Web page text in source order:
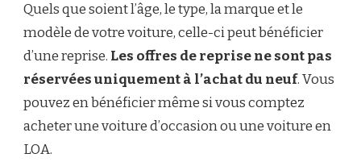
Quels que soient l’âge, le type, la marque et le
modèle de votre voiture, celle-ci peut bénéficier
d’une reprise. Les offres de reprise ne sont pas
réservées uniquement à l’achat du neuf. Vous
pouvez en bénéficier même si vous comptez
acheter une voiture d’occasion ou une voiture en
LOA.